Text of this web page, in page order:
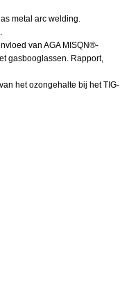
metal arc welding.
van AGA MISQN®-
gasbooglassen. Rapport,
het ozongehalte bij het TIG-